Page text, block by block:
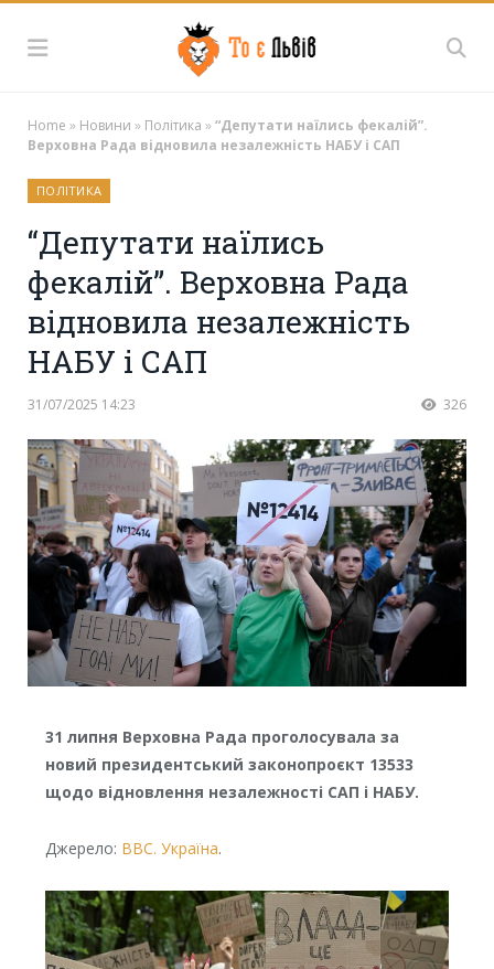
Home » Новини » Політика »“Депутати наїлись фекалій”.
Верховна Рада відновила незалежність НАБУ і САП
ПОЛІТИКА
“Депутати наїлись
фекалій”. Верховна Рада
відновила незалежність
НАБУ і САП
31/07/2025 14:23 326
31 липня Верховна Рада проголосувала за
новий президентський законопроєкт 13533
щодо відновлення незалежності САП і НАБУ.
Джерело: ВВС. Україна.